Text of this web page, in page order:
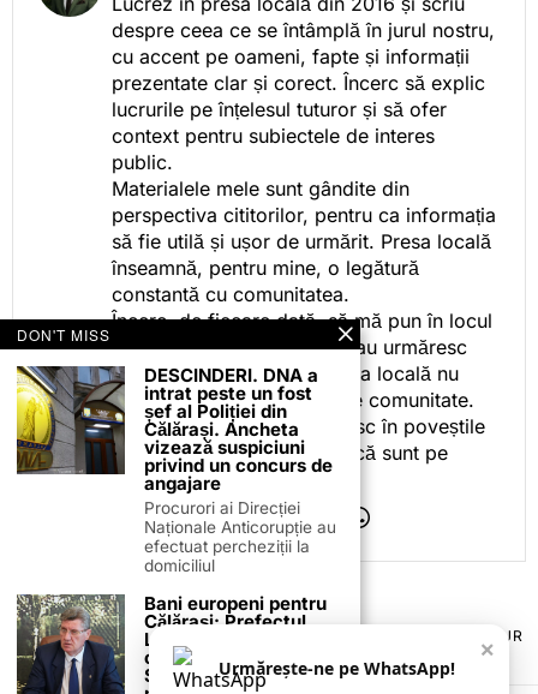
despre ceea ce se întâmplă în jurul nostru,
cu accent pe oameni, fapte și informații
prezentate clar și corect. Încerc să explic
lucrurile pe înțelesul tuturor și să ofer
context pentru subiectele de interes
public.
Materialele mele sunt gândite din
perspectiva cititorilor, pentru ca informația
să fie utilă și ușor de urmărit. Presa locală
înseamnă, pentru mine, o legătură
constantă cu comunitatea.
Încerc, de fiecare dată, să mă pun în locul
celor care citesc, privesc sau urmăresc
ceea ce fac. Pentru că presa locală nu
este despre mine, ci despre comunitate.
Iar dacă oamenii se regăsesc în poveștile
pe care le spun, înseamnă că sunt pe
drumul bun.
TERMENI ȘI CONDIȚII
POLITICA DE ANULARE & RETUR
PUBLICITATE ONLINE & TIPĂRITĂ
CONTACT
ZIARUL ANUNȚUL CĂLĂRĂȘEAN
×
Urmărește-ne pe WhatsApp!
DON'T MISS
DESCINDERI. DNA a
intrat peste un fost
șef al Poliției din
Călărași. Ancheta
vizează suspiciuni
privind un concurs de
angajare
Procurori ai Direcției
Naționale Anticorupție au
efectuat percheziții la
domiciliul
Bani europeni pentru
Călărași: Prefectul
Laurențiu State anunță
colaborarea cu ADR
Sud-Muntenia pentru